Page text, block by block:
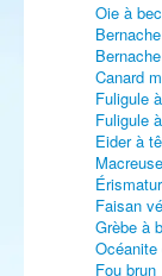
Oie à
Canard
Fuligule
Fuligule
Eider à
Faisan
Grèbe à
Fou brun